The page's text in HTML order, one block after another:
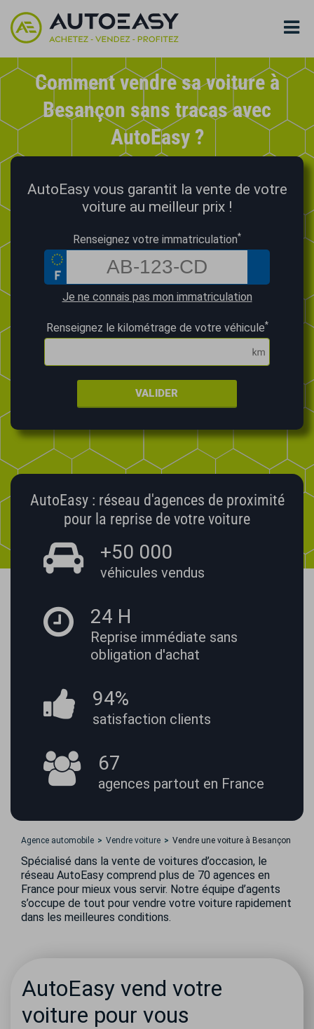
Comment vendre sa voiture à
Besançon sans tracas avec
AutoEasy ?
AutoEasy vous garantit la vente de votre
voiture au meilleur prix !
Renseignez votre immatriculation*
Je ne connais pas mon immatriculation
Renseignez le kilométrage de votre véhicule*
VALIDER
AutoEasy : réseau d'agences de proximité
pour la reprise de votre voiture
+50 000
véhicules vendus
24 H
Reprise immédiate sans
obligation d'achat
94%
satisfaction clients
67
agences partout en France
Agence automobile Vendre voiture Vendre une voiture à Besançon
Spécialisé dans la vente de voitures d’occasion, le
réseau AutoEasy comprend plus de 70 agences en
France pour mieux vous servir. Notre équipe d’agents
s’occupe de tout pour vendre votre voiture rapidement
dans les meilleures conditions.
AutoEasy vend votre
voiture pour vous